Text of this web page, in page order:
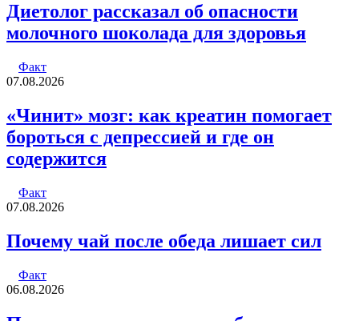
Диетолог рассказал об опасности
молочного шоколада для здоровья
Факт
07.08.2026
«Чинит» мозг: как креатин помогает
бороться с депрессией и где он
содержится
Факт
07.08.2026
Почему чай после обеда лишает сил
Факт
06.08.2026